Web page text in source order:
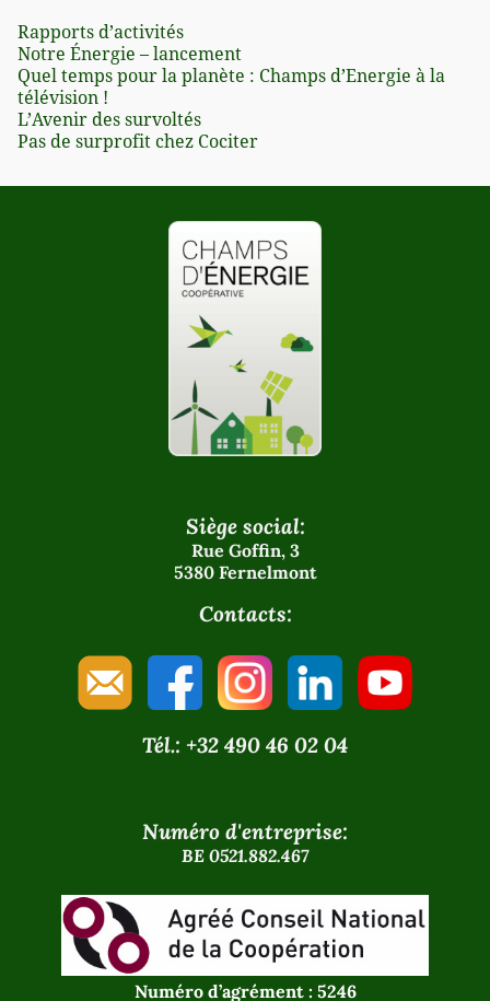
Rapports d’activités
Notre Énergie – lancement
Quel temps pour la planète : Champs d’Energie à la
télévision !
L’Avenir des survoltés
Pas de surprofit chez Cociter
Siège social:
Rue Goffin, 3
5380 Fernelmont
Contacts:
Tél.: +32 490 46 02 04
Numéro d'entreprise:
BE 0521.882.467
Numéro d’agrément : 5246